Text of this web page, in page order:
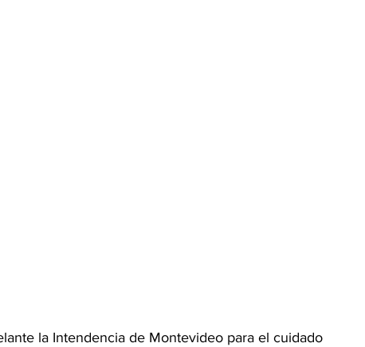
la Intendencia de Montevideo para el cuidado